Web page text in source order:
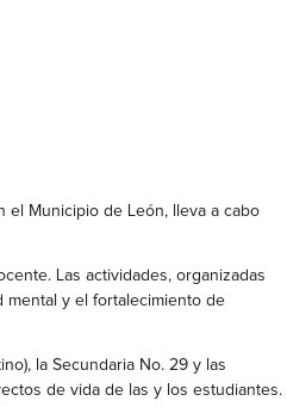
el Municipio de León, lleva a cabo
Las actividades, organizadas
mental y el fortalecimiento de
la Secundaria No. 29 y las
de vida de las y los estudiantes.